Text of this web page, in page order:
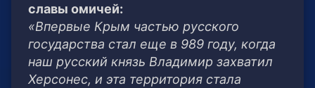
славы омичей:
«Впервые Крым частью русского
государства стал еще в 989 году, когда
наш русский князь Владимир захватил
Херсонес, и эта территория стала